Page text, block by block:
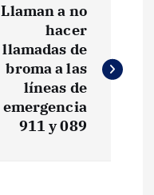
Llaman a no
hacer
llamadas de
broma a las
líneas de
emergencia
911 y 089